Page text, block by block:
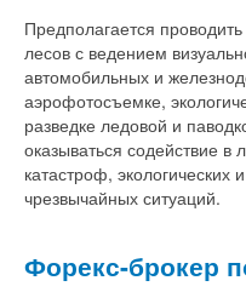
Предполагается
лесов с ведением
автомобильных и
аэрофотосъемке,
разведке ледовой и
оказываться содействие в
катастроф, экологических
чрезвычайных ситуаций.
Форекс-брокер